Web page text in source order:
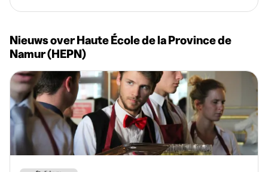
Nieuws over Haute École de la Province de
Namur (HEPN)